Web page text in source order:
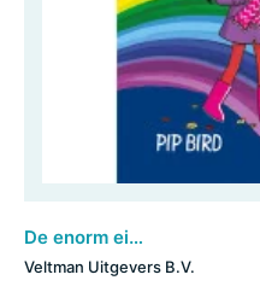
De enorm eigenwijze eenhoorn en het vuurwerkfestival
Veltman Uitgevers B.V.